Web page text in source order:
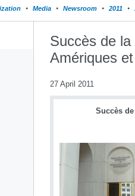
Media Newsroom 2011
Succès de
Amériques
27 April 2011
Succès